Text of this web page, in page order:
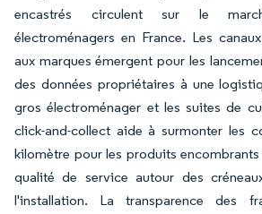
encastrés circulent sur le
électroménagers en France. Les
aux marques émergent pour les
des données propriétaires à une
gros électroménager et les suites de
click-and-collect aide à surmonter les
kilomètre pour les produits
qualité de service autour des
l'installation. La transparence des